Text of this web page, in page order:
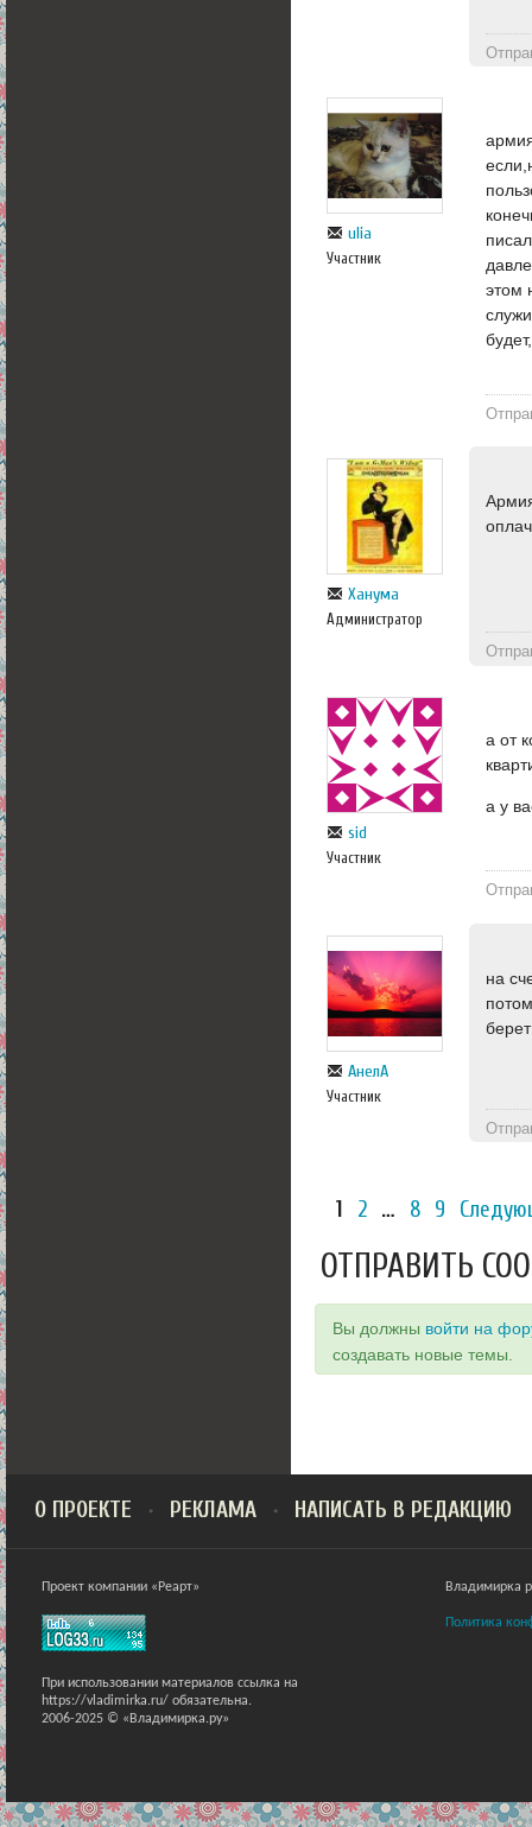
ulia
Участник
этом
Ханума
Администратор
sid
Участник
а от
а у
АнелА
Участник
на
берет
1 2 … 8 9
ОТПРАВИТЬ
Вы должны войти на
создавать новые темы.
О ПРОЕКТЕ РЕКЛАМА НАПИСАТЬ В РЕДАКЦИЮ
Проект компании «Реарт»
При использовании материалов ссылка на
https://vladimirka.ru/ обязательна.
2006-2025 © «Владимирка.ру»
Владимирка
Политика